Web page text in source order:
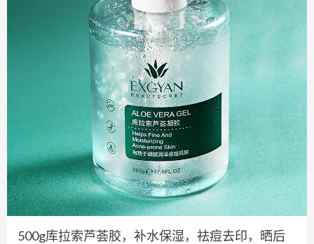
500g库拉索芦荟胶，补水保湿，祛痘去印，晒后